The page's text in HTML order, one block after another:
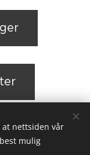
nettsiden vår
mulig